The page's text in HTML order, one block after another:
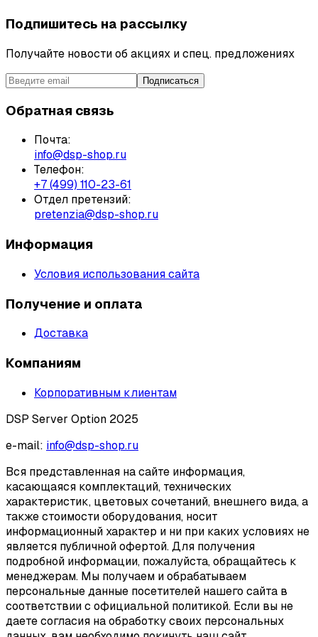
Подпишитесь на рассылку
Получайте новости об акциях и спец. предложениях
Подписаться
Обратная связь
Почта:
info@dsp-shop.ru
Телефон:
+7 (499) 110-23-61
Отдел претензий:
pretenzia@dsp-shop.ru
Информация
Условия использования сайта
Получение и оплата
Доставка
Компаниям
Корпоративным клиентам
DSP Server Option 2025
e-mail: info@dsp-shop.ru
Вся представленная на сайте информация,
касающаяся комплектаций, технических
характеристик, цветовых сочетаний, внешнего вида, а
также стоимости оборудования, носит
информационный характер и ни при каких условиях не
является публичной офертой. Для получения
подробной информации, пожалуйста, обращайтесь к
менеджерам. Мы получаем и обрабатываем
персональные данные посетителей нашего сайта в
соответствии с официальной политикой. Если вы не
даете согласия на обработку своих персональных